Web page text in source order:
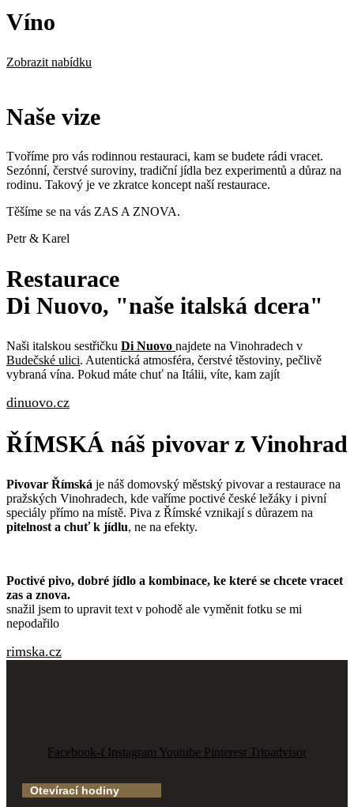
Víno
Zobrazit nabídku
Naše vize
Tvoříme pro vás rodinnou restauraci, kam se budete rádi vracet.
Sezónní, čerstvé suroviny, tradiční jídla bez experimentů a důraz na
rodinu. Takový je ve zkratce koncept naší restaurace.
Těšíme se na vás ZAS A ZNOVA.
Petr & Karel
Restaurace
Di Nuovo, "naše italská dcera"
Naši italskou sestřičku Di Nuovo najdete na Vinohradech v
Budečské ulici. Autentická atmosféra, čerstvé těstoviny, pečlivě
vybraná vína. Pokud máte chuť na Itálii, víte, kam zajít
dinuovo.cz
ŘÍMSKÁ náš pivovar z Vinohrad
Pivovar Římská je náš domovský městský pivovar a restaurace na
pražských Vinohradech, kde vaříme poctivé české ležáky i pivní
speciály přímo na místě. Piva z Římské vznikají s důrazem na
pitelnost a chuť k jídlu, ne na efekty.
Poctivé pivo, dobré jídlo a kombinace, ke které se chcete vracet
zas a znova.
snažil jsem to upravit text v pohodě ale vyměnit fotku se mi
nepodařilo
rimska.cz
Facebook-f Instagram Youtube Pinterest Tripadvisor
Otevírací hodiny